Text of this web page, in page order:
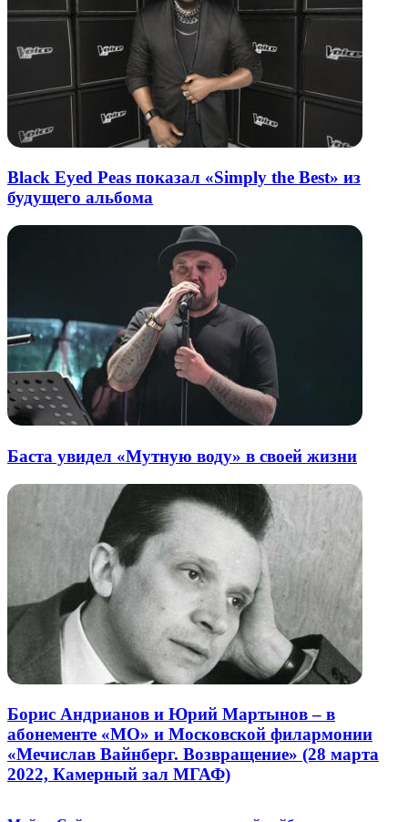
Black Eyed Peas показал «Simply the Best» из
будущего альбома
Баста увидел «Мутную воду» в своей жизни
Борис Андрианов и Юрий Мартынов – в
абонементе «МО» и Московской филармонии
«Мечислав Вайнберг. Возвращение» (28 марта
2022, Камерный зал МГАФ)